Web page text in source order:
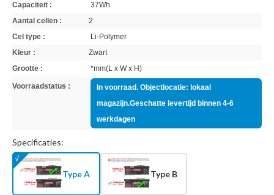
Capaciteit :
37Wh
Aantal cellen :
2
Cel type :
Li-Polymer
Kleur :
Zwart
Grootte :
*mm(L x W x H)
Voorraadstatus :
In voorraad. Objectlocatie: lokaal
magazijn.Geschatte levertijd binnen 4-6
werkdagen
Specificaties:
Type A Type B